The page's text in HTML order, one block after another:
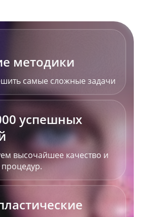
методики
самые сложные задачи
успешных
высочайшее качество и
процедур.